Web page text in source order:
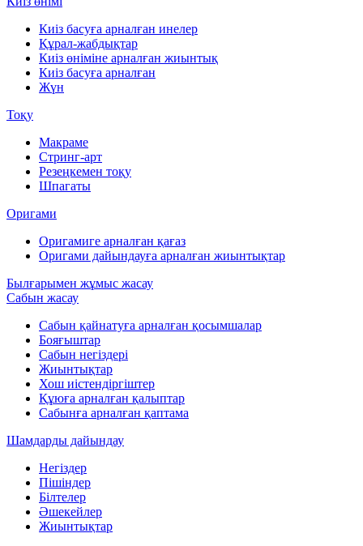
Киіз басуға арналған инелер
Құрал-жабдықтар
Киіз өніміне арналған жиынтық
Киіз басуға арналған
Жүн
Тоқу
Макраме
Стринг-арт
Резеңкемен тоқу
Шпагаты
Оригами
Оригамиге арналған қағаз
Оригами дайындауға арналған жиынтықтар
Былғарымен жұмыс жасау
Сабын жасау
Сабын қайнатуға арналған қосымшалар
Бояғыштар
Сабын негіздері
Жиынтықтар
Хош иістендіргіштер
Құюға арналған қалыптар
Сабынға арналған қаптама
Шамдарды дайындау
Негіздер
Пішіндер
Білтелер
Әшекейлер
Жиынтықтар